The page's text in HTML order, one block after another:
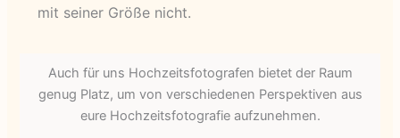
mit seiner Größe nicht.
Auch für uns Hochzeitsfotografen bietet der Raum
genug Platz, um von verschiedenen Perspektiven aus
eure Hochzeitsfotografie aufzunehmen.